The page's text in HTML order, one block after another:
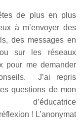
de plus en plus
à m’envoyer des
des messages en
sur les réseaux
pour me demander
J’ai repris
questions de mon
d’éducatrice
! L’anonymat